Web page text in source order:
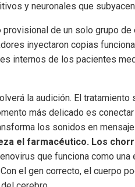
y neuronales que
de un solo grupo
inyectaron copias
internos de los pacientes
la audición. El tratamiento
más delicado es
los sonidos en
el farmacéutico. Los
que funciona como
el gen correcto, el cuerpo